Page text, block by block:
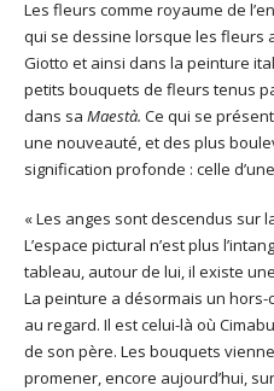
Les fleurs comme royaume de
qui se dessine lorsque les fleurs
Giotto et ainsi dans la peinture
petits bouquets de fleurs tenus
dans sa Maestà. Ce qui se
une nouveauté, et des plus
signification profonde : celle
« Les anges sont descendus sur
L’espace pictural n’est plus
tableau, autour de lui, il existe
La peinture a désormais un
au regard. Il est celui-là où
de son père. Les bouquets
promener, encore aujourd’hui,